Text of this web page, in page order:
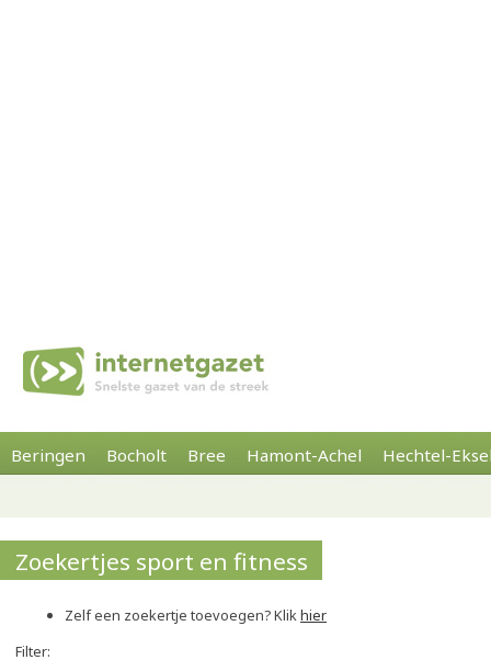
Beringen Bocholt Bree Hamont-Achel Hechtel-
Zoekertjes sport en fitness
Zelf een zoekertje toevoegen? Klikhier
Filter: